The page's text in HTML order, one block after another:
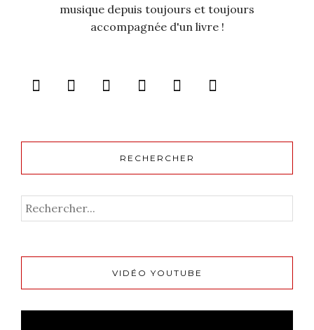
musique depuis toujours et toujours
accompagnée d'un livre !
RECHERCHER
VIDÉO YOUTUBE